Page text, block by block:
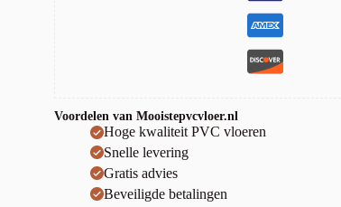
Voordelen van Mooistepvcvloer.nl
Hoge kwaliteit PVC vloeren
Snelle levering
Gratis advies
Beveiligde betalingen